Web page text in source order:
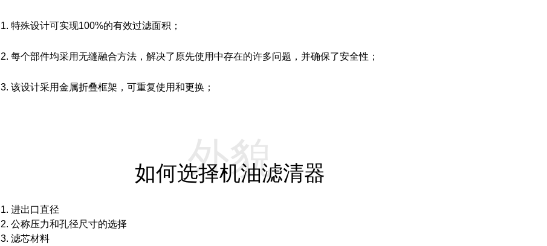
1. 特殊设计可实现100%的有效过滤面积；
2. 每个部件均采用无缝融合方法，解决了原先使用中存在的许多问题，并确保了安全性；
3. 该设计采用金属折叠框架，可重复使用和更换；
如何选择机油滤清器
外貌
1. 进出口直径
2. 公称压力和孔径尺寸的选择
3. 滤芯材料